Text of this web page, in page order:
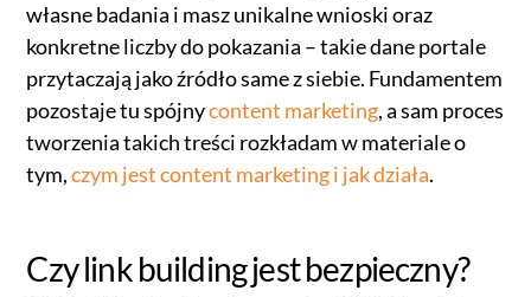
własne badania i masz unikalne wnioski oraz
konkretne liczby do pokazania – takie dane portale
przytaczają jako źródło same z siebie. Fundamentem
pozostaje tu spójnycontent marketing, a sam proces
tworzenia takich treści rozkładam w materiale o
tym,czym jest content marketing i jak działa.
Czy link building jest bezpieczny?